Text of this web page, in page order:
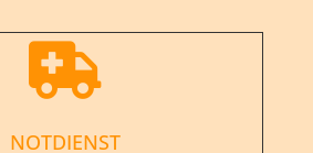

NOTDIENST